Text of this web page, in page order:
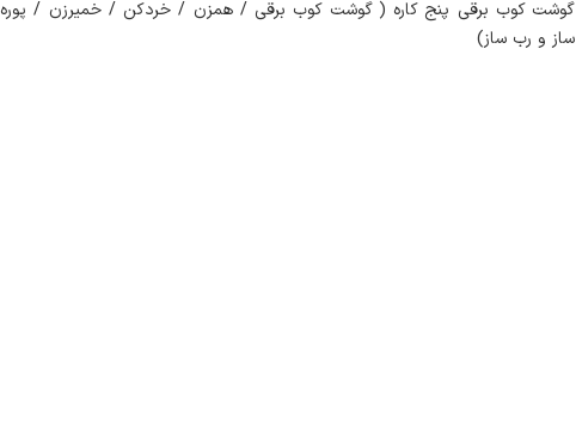
گوشت کوب برقی پنج کاره ( گوشت کوب برقی / همزن / خردکن / خمیرزن / پوره
ساز و رب ساز)